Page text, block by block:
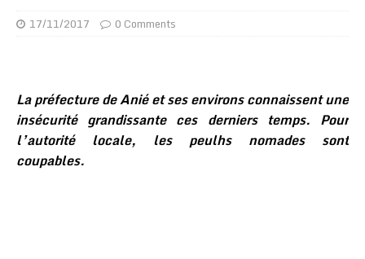
17/11/2017 0 Comments
La préfecture de Anié et ses environs connaissent une
insécurité grandissante ces derniers temps. Pour
l’autorité locale, les peulhs nomades sont
coupables.